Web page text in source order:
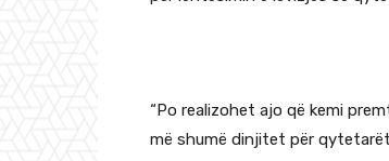
“Po realizohet ajo që kemi
më shumë dinjitet për qytetarët